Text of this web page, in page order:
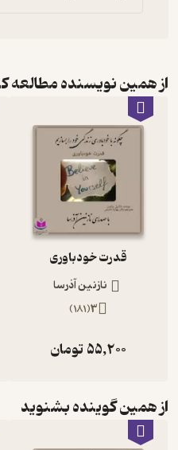
از همین نویسنده مطالعه
قدرت خودباوری
نازنین آذرسا
3
(
181
)
55,200تومان
از همین گوینده بشنوید